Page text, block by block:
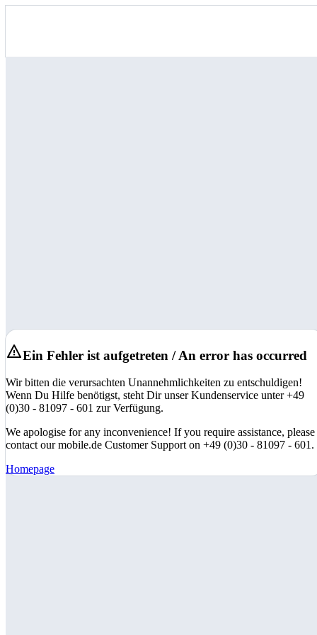
Ein Fehler ist aufgetreten / An error has occurred
Wir bitten die verursachten Unannehmlichkeiten zu entschuldigen!
Wenn Du Hilfe benötigst, steht Dir unser Kundenservice unter +49
(0)30 - 81097 - 601 zur Verfügung.
We apologise for any inconvenience! If you require assistance, please
contact our mobile.de Customer Support on +49 (0)30 - 81097 - 601.
Homepage